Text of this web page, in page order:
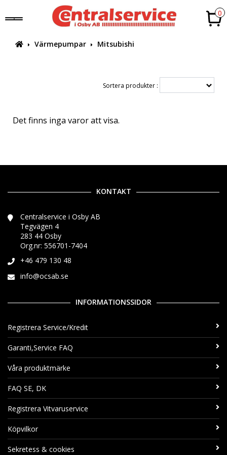
0
Värmepumpar Mitsubishi
Sortera produkter :
Det finns inga varor att visa.
KONTAKT
Centralservice i Osby AB
Tegvägen 4
283 44 Osby
Org.nr: 556701-7404
+46 479 130 48
info@ocsab.se
INFORMATIONSSIDOR
Registrera Service/Kredit
Garanti,Service FAQ
Våra produktmärke
FAQ SE, DK
Registrera Vitvaruservice
Köpvilkor
Sekretess & cookies